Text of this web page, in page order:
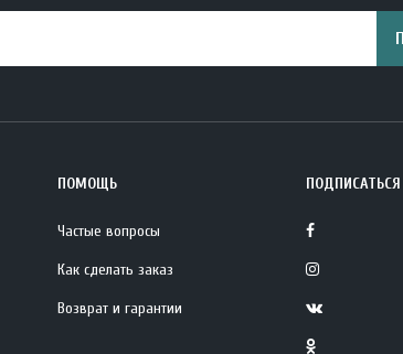
ПОМОЩЬ
Частые вопросы
Как сделать заказ
Возврат и гарантии
ПОДПИСАТЬСЯ